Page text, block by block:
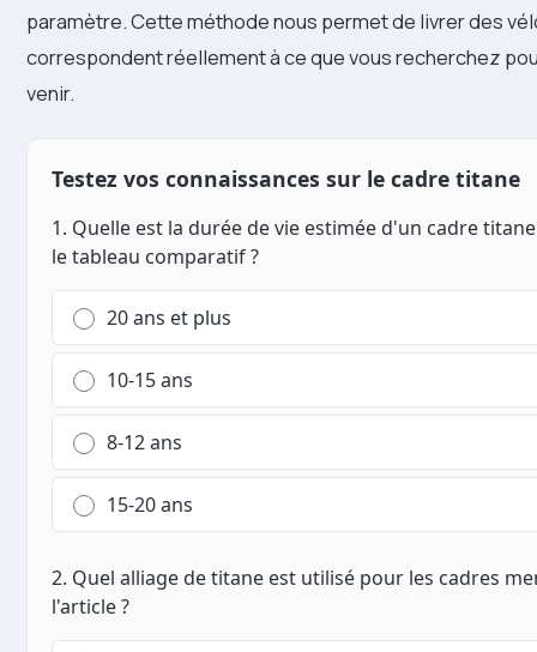
paramètre. Cette méthode nous permet de livrer des
correspondent réellement à ce que vous recherchez
venir.
Testez vos connaissances sur le cadre titane
1. Quelle est la durée de vie estimée d'un cadre
le tableau comparatif ?
20 ans et plus
10-15 ans
8-12 ans
15-20 ans
2. Quel alliage de titane est utilisé pour les cadres
l'article ?